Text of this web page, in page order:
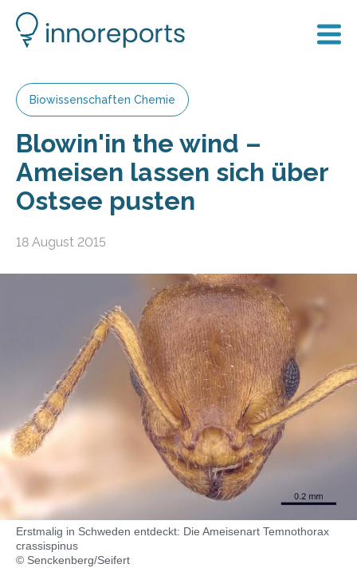
Biowissenschaften Chemie
Blowin'in the wind –
Ameisen lassen sich über
Ostsee pusten
18 August 2015
Erstmalig in Schweden entdeckt: Die Ameisenart Temnothorax
crassispinus
© Senckenberg/Seifert